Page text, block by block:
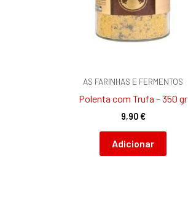
AS FARINHAS E FERMENTOS
Polenta com Trufa – 350 gr
9,90€
Adicionar